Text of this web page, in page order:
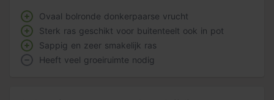
Ovaal bolronde donkerpaarse vrucht
Sterk ras geschikt voor buitenteelt ook in pot
Sappig en zeer smakelijk ras
Heeft veel groeiruimte nodig